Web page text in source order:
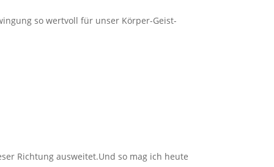
so wertvoll für unser Körper-Geist-
Richtung ausweitet.Und so mag ich heute